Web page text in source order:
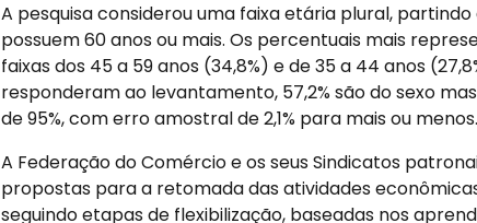
A pesquisa considerou uma faixa etária plural,
possuem 60 anos ou mais. Os percentuais mais
faixas dos 45 a 59 anos (34,8%) e de 35 a 44 anos
responderam ao levantamento, 57,2% são do sexo
de 95%, com erro amostral de 2,1% para mais ou menos.
A Federação do Comércio e os seus Sindicatos
propostas para a retomada das atividades
seguindo etapas de flexibilização, baseadas nos